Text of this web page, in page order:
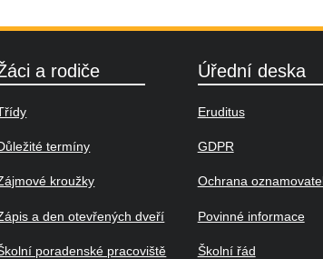
a rodiče
termíny
kroužky
a den otevřených dveří
poradenské pracoviště
Úřední deska
Eruditus
GDPR
Ochrana
Povinné informace
Školní řád